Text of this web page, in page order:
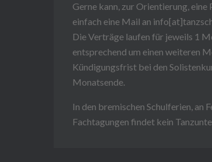
Gerne kann, zur Orientierung,
einfach eine Mail an
Die Verträge laufen für jeweils 1
entsprechend um einen weiteren
Kündigungsfrist bei den
Monatsende.
In den bremischen Schulferien, an
Fachtagungen findet kein